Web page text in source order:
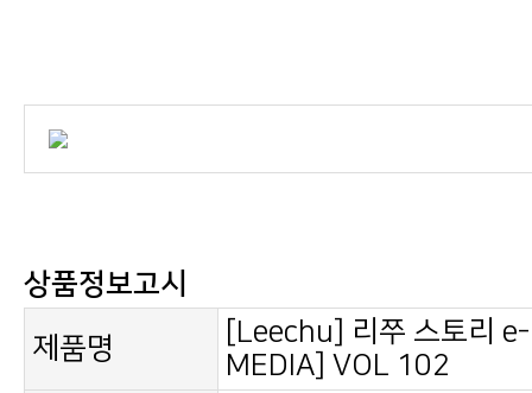
상품정보고시
제품명
MEDIA] VOL 102